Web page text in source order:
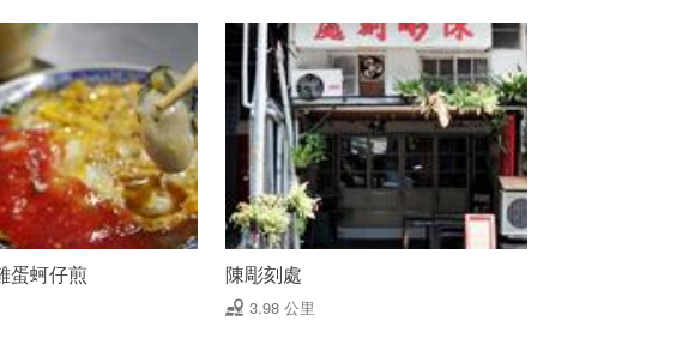
蛋蚵仔煎 陳彫刻處
3.98 公里